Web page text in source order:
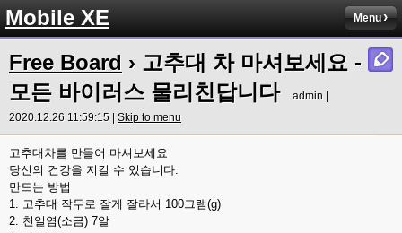
Mobile XE Menu
Free Board › 고추대 차 마셔보세요 -
모든 바이러스 물리친답니다
admin |
2020.12.26 11:59:15 | Skip to menu
고추대차를 만들어 마셔보세요
당신의 건강을 지킬 수 있습니다.
만드는 방법
1. 고추대 작두로 잘게 잘라서 100그램(g)
2. 천일염(소금) 7알